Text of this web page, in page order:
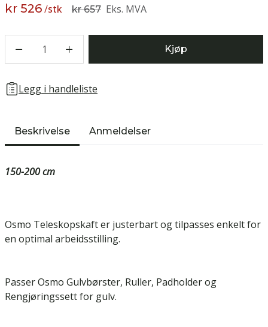
kr 526/stk kr 657 Eks. MVA
1 Kjøp
Legg i handleliste
Beskrivelse Anmeldelser
150-200 cm
Osmo Teleskopskaft er justerbart og tilpasses enkelt for
en optimal arbeidsstilling.
Passer Osmo Gulvbørster, Ruller, Padholder og
Rengjøringssett for gulv.